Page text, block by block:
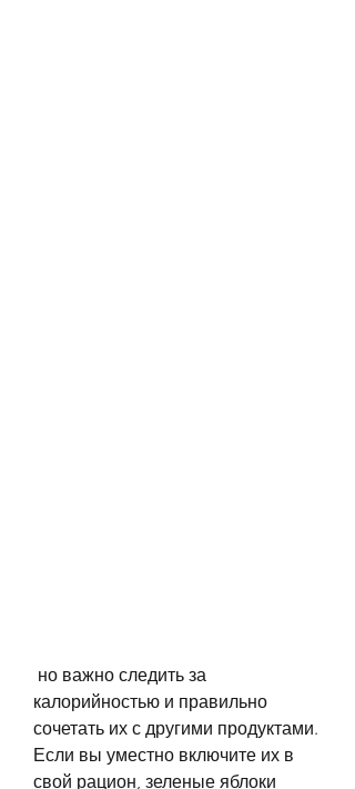
калорийностью и правильно
сочетать их с другими продуктами.
Если вы уместно включите их в
свой рацион, зеленые яблоки